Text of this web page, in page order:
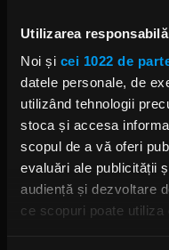
Utilizarea
Noi și cei 1022 de
datele personale, de
utilizând tehnologii
stoca și accesa
scopul de a vă oferi
evaluări ale publicității
audiență și dezvoltare
ce scopuri poate utiliza
Foto:Arhiva Rock FM
COREY TAYLOR